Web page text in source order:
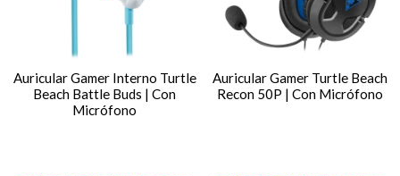
Auricular Gamer Interno Turtle
Beach Battle Buds | Con
Micrófono
Auricular Gamer Turtle Beach
Recon 50P | Con Micrófono